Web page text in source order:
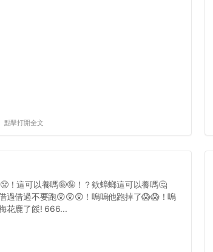
點擊打開全文
！這可以養嗎🤪🤪！？欸蟑螂這可以養嗎🤔
過借過不要跑😲😲😲！嗚嗚他跑掉了😱😱！嗚
花鹿了餒! 666...